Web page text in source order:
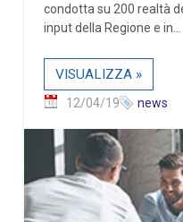
condotta su 200 realtà
input della Regione e in...
VISUALIZZA »
12/04/19 news